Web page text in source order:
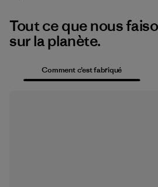
Tout ce que nous
sur la planète.
Comment c’est fabriqué